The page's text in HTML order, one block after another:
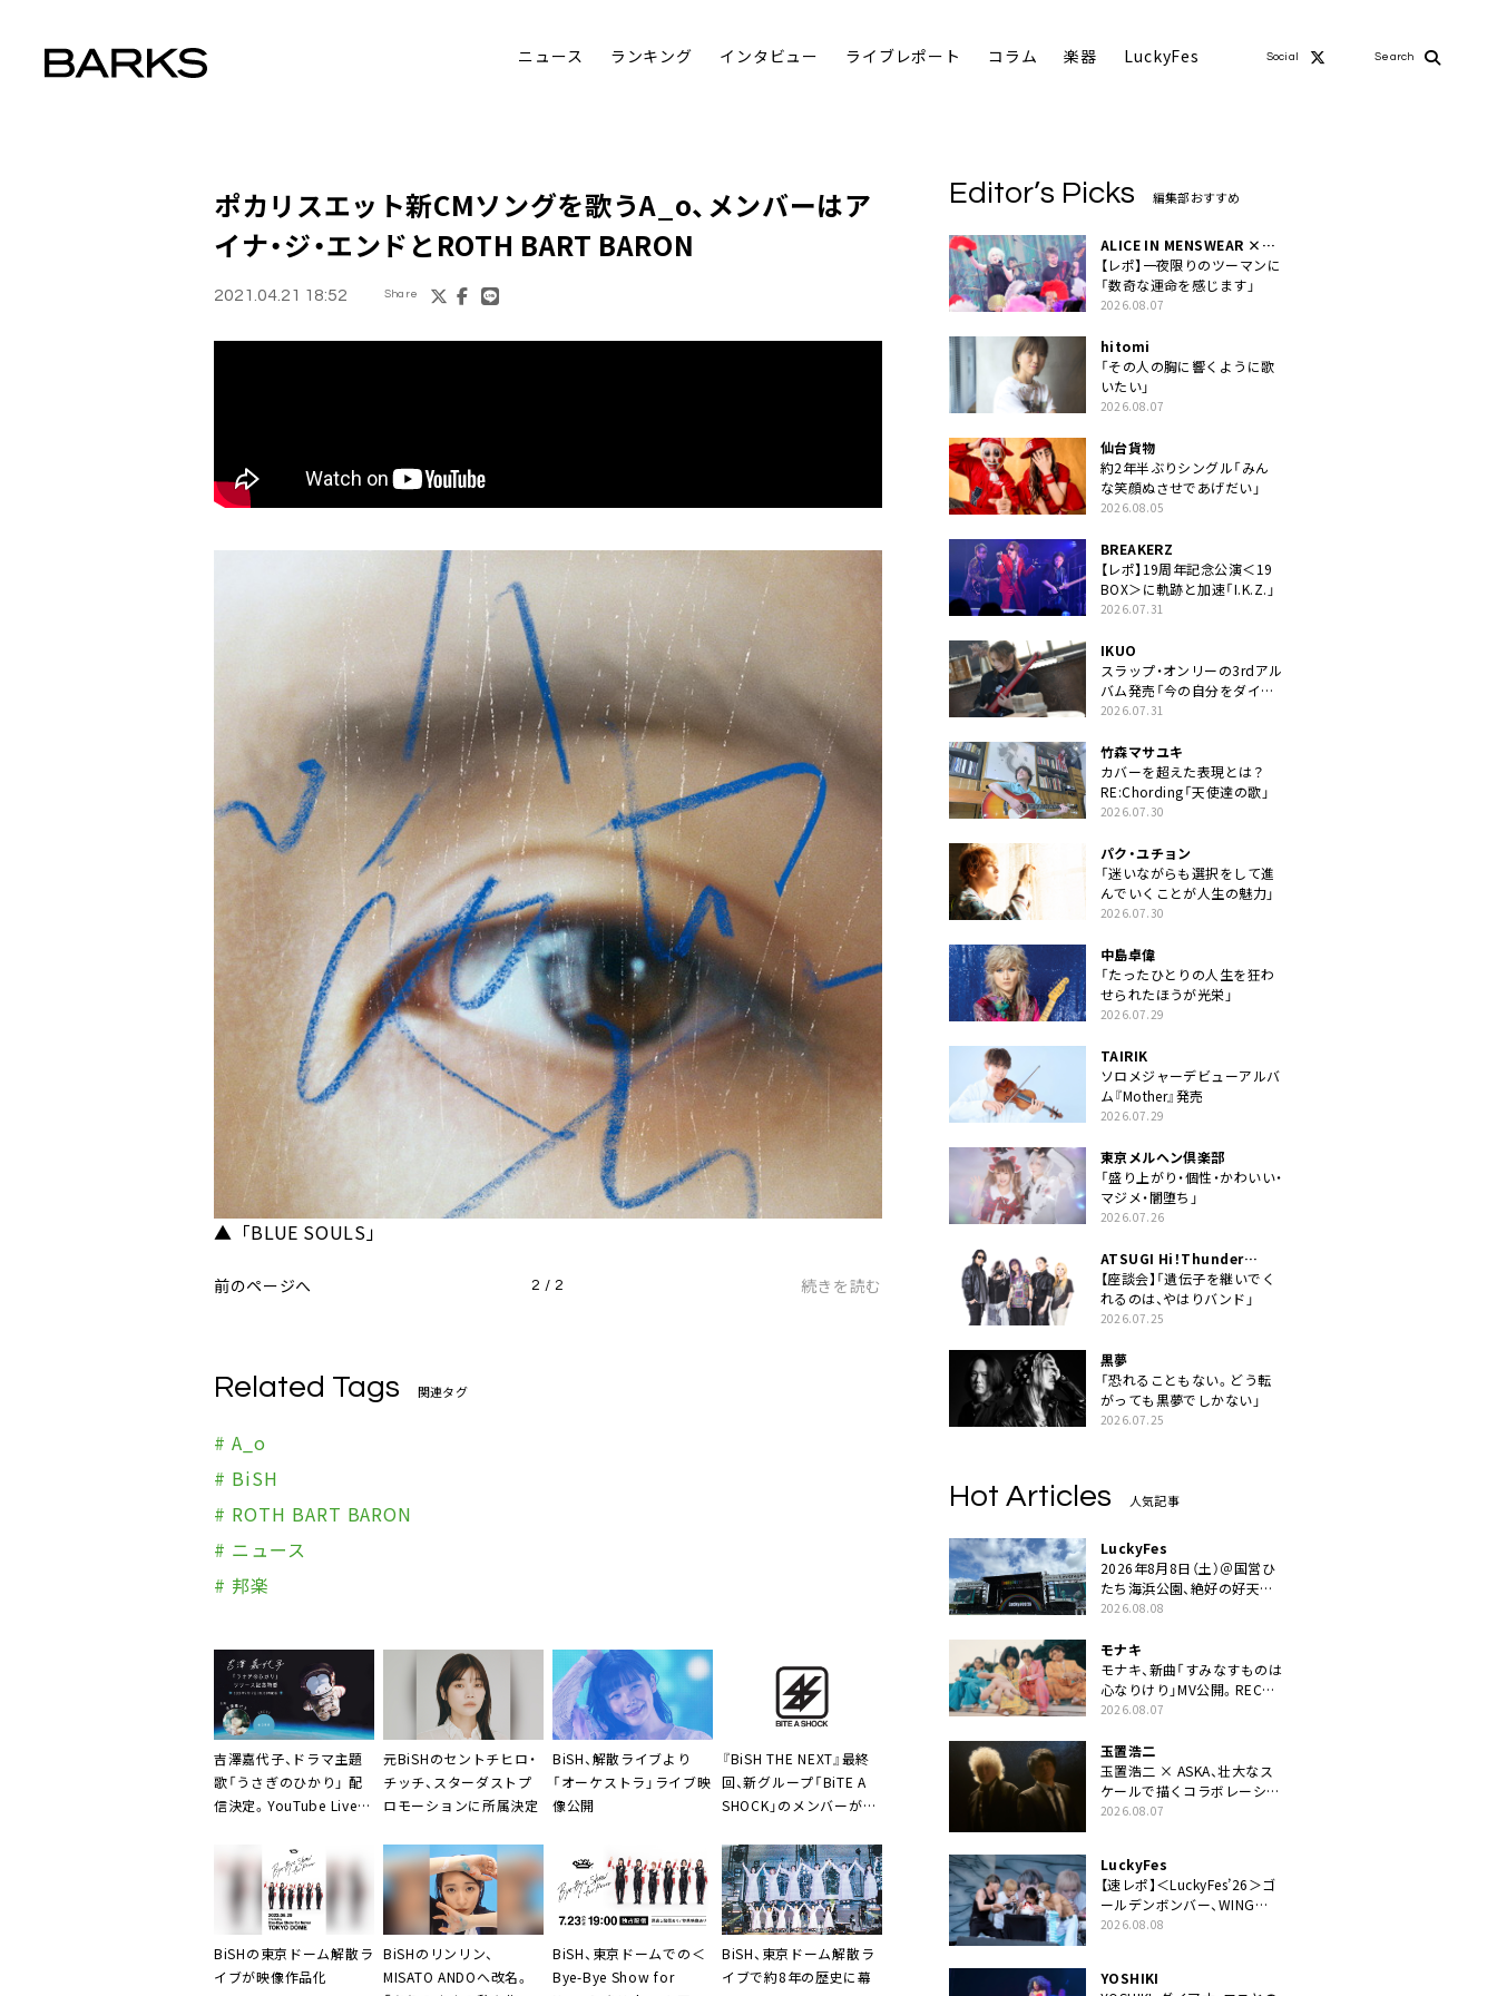
ニュース ランキング インタビュー ライブレポート コラム 楽器 LuckyFes Social Search
ポカリスエット新CMソングを歌うA_o、メンバーはア
イナ・ジ・エンドとROTH BART BARON
2021.04.21 18:52 Share
▲「BLUE SOULS」
前のページへ 2 / 2 続きを読む
Related Tags 関連タグ
# A_o
# BiSH
# ROTH BART BARON
# ニュース
# 邦楽
吉澤嘉代子、ドラマ主題
歌「うさぎのひかり」 配
信決定。YouTube Live生
元BiSHのセントチヒロ・
チッチ、スターダストプ
ロモーションに所属決定
BiSH、解散ライブより
「オーケストラ」ライブ映
像公開
『BiSH THE NEXT』最終
回、新グループ「BiTE A
SHOCK」のメンバーが決
BiSHの東京ドーム解散ラ
イブが映像作品化
BiSHのリンリン、
MISATO ANDOへ改名。
BiSH、東京ドームでの＜
Bye-Bye Show for
BiSH、東京ドーム解散ラ
イブで約8年の歴史に幕
Editor’s Picks 編集部おすすめ
ALICE IN MENSWEAR ×
MASCHERA
【レポ】一夜限りのツーマンに
「数奇な運命を感じます」
2026.08.07
hitomi
「その人の胸に響くように歌
いたい」
2026.08.07
仙台貨物
約2年半ぶりシングル「みん
な笑顔ぬさせであげだい」
2026.08.05
BREAKERZ
【レポ】19周年記念公演＜19
BOX＞に軌跡と加速「I.K.Z.」
2026.07.31
IKUO
スラップ・オンリーの3rdアル
バム発売「今の自分をダイレ
クトに」
2026.07.31
竹森マサユキ
カバーを超えた表現とは？
RE:Chording「天使達の歌」
2026.07.30
パク・ユチョン
「迷いながらも選択をして進
んでいくことが人生の魅力」
2026.07.30
中島卓偉
「たったひとりの人生を狂わ
せられたほうが光栄」
2026.07.29
TAIRIK
ソロメジャーデビューアルバ
ム『Mother』発売
2026.07.29
東京メルヘン倶楽部
「盛り上がり・個性・かわいい・
マジメ・闇堕ち」
2026.07.26
ATSUGI Hi！Thunder
Rock Festival
【座談会】「遺伝子を継いでく
れるのは、やはりバンド」
2026.07.25
黒夢
「恐れることもない。どう転
がっても黒夢でしかない」
2026.07.25
Hot Articles 人気記事
LuckyFes
2026年8月8日（土）＠国営ひ
たち海浜公園、絶好の好天の
中＜LuckyFes’26＞開幕
2026.08.08
モナキ
モナキ、新曲「すみなすものは
心なりけり」MV公開。RECの
ギターにEvery Little Thing・
2026.08.07
玉置浩二
玉置浩二 × ASKA、壮大なス
ケールで描くコラボレーショ
ン曲「音銀河」リリース決定。
2026.08.07
LuckyFes
【速レポ】＜LuckyFes’26＞ゴ
ールデンボンバー、WING
STAGEトップバッターでかき
2026.08.08
YOSHIKI